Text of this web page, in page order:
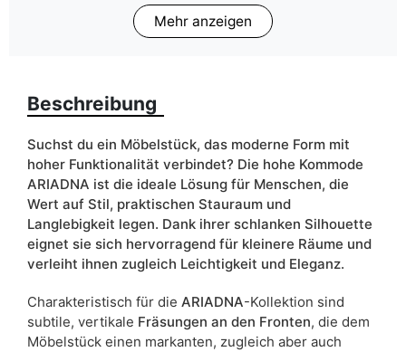
Matt
Breite 104
ean13 5905723993033
Liefertermin: 7 Werktage
Aufgrund des Produktionsprozesses und der
Materialeigenschaften sind Maßabweichungen von +/- 2–3 cm
Mehr anzeigen
Beschreibung
Suchst du ein Möbelstück, das moderne Form mit
hoher Funktionalität verbindet? Die hohe Kommode
ARIADNA ist die ideale Lösung für Menschen, die
Wert auf Stil, praktischen Stauraum und
Langlebigkeit legen. Dank ihrer schlanken Silhouette
eignet sie sich hervorragend für kleinere Räume und
verleiht ihnen zugleich Leichtigkeit und Eleganz.
Charakteristisch für die ARIADNA-Kollektion sind
subtile, vertikale Fräsungen an den Fronten, die dem
Möbelstück einen markanten, zugleich aber auch